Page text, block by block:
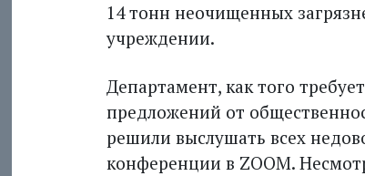
14 тонн неочищенных
учреждении.
Департамент, как того
предложений от
решили выслушать всех
конференции в ZOOM.